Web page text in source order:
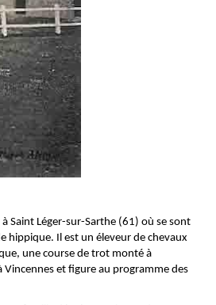
Saint Léger-sur-Sarthe (61) où se sont
hippique. Il est un éleveur de chevaux
une course de trot monté à
et figure au programme des